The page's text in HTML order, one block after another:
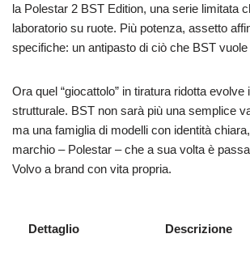
la Polestar 2 BST Edition, una serie limitata
laboratorio su ruote. Più potenza, assetto
specifiche: un antipasto di ciò che BST
Ora quel “giocattolo” in tiratura ridotta
strutturale. BST non sarà più una semplice
ma una famiglia di modelli con identità
marchio – Polestar – che a sua volta è
Volvo a brand con vita propria.
Dettaglio Descrizione